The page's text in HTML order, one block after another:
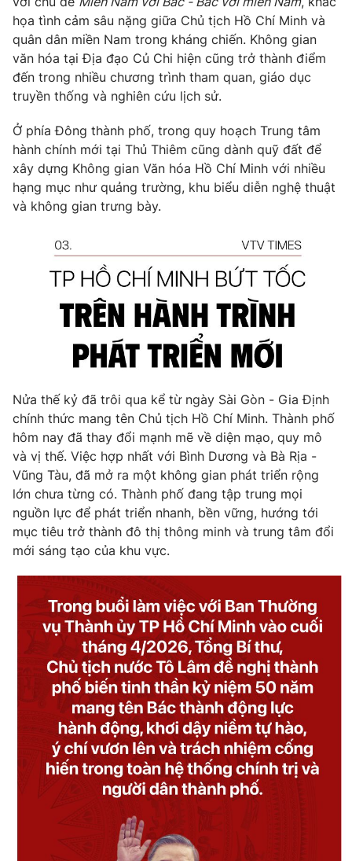
họa tình cảm sâu nặng giữa Chủ tịch Hồ Chí Minh và
quân dân miền Nam trong kháng chiến. Không gian
văn hóa tại Địa đạo Củ Chi hiện cũng trở thành điểm
đến trong nhiều chương trình tham quan, giáo dục
truyền thống và nghiên cứu lịch sử.
Ở phía Đông thành phố, trong quy hoạch Trung tâm
hành chính mới tại Thủ Thiêm cũng dành quỹ đất để
xây dựng Không gian Văn hóa Hồ Chí Minh với nhiều
hạng mục như quảng trường, khu biểu diễn nghệ thuật
và không gian trưng bày.
Nửa thế kỷ đã trôi qua kể từ ngày Sài Gòn - Gia Định
chính thức mang tên Chủ tịch Hồ Chí Minh. Thành phố
hôm nay đã thay đổi mạnh mẽ về diện mạo, quy mô
và vị thế. Việc hợp nhất với Bình Dương và Bà Rịa -
Vũng Tàu, đã mở ra một không gian phát triển rộng
lớn chưa từng có. Thành phố đang tập trung mọi
nguồn lực để phát triển nhanh, bền vững, hướng tới
mục tiêu trở thành đô thị thông minh và trung tâm đổi
mới sáng tạo của khu vực.